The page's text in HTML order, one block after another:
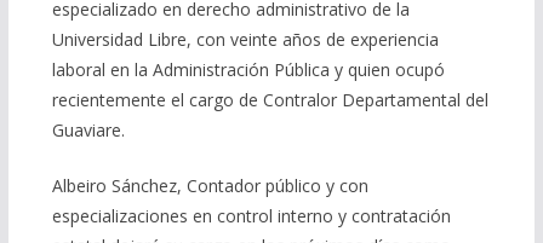
especializado en derecho administrativo de la
Universidad Libre, con veinte años de experiencia
laboral en la Administración Pública y quien ocupó
recientemente el cargo de Contralor Departamental del
Guaviare.
Albeiro Sánchez, Contador público y con
especializaciones en control interno y contratación